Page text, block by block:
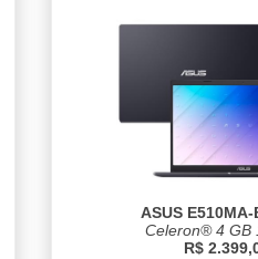
ASUS E510MA-
Celeron® 4 GB
R$